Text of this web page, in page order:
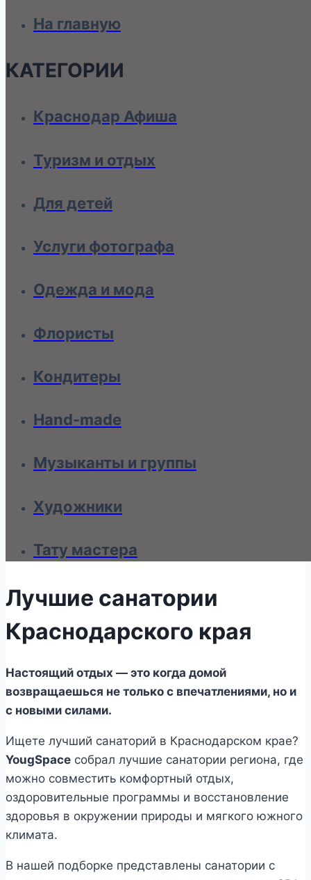
На главную
КАТЕГОРИИ
Краснодар Афиша
Туризм и отдых
Для детей
Услуги фотографа
Одежда и мода
Флористы
Кондитеры
Hand-made
Музыканты и группы
Художники
Тату мастера
Лучшие санатории
Краснодарского края
Настоящий отдых — это когда домой
возвращаешься не только с впечатлениями, но и
с новыми силами.
Ищете лучший санаторий в Краснодарском крае?
YougSpace собрал лучшие санатории региона, где
можно совместить комфортный отдых,
оздоровительные программы и восстановление
здоровья в окружении природы и мягкого южного
климата.
В нашей подборке представлены санатории с